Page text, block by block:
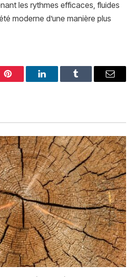
les rythmes efficaces, fluides
moderne d’une manière plus
Pinterest LinkedInTumblr Email